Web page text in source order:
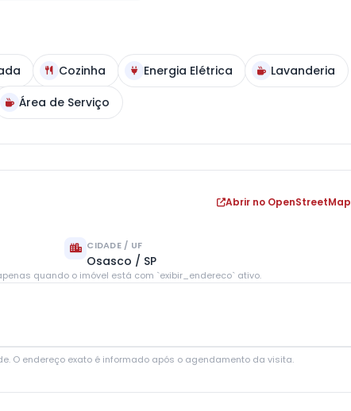
Cozinha Energia Elétrica
Lavanderia
Área de Serviço
Abrir no OpenStreetMap
CIDADE / UF
Osasco / SP
quando o imóvel está com `exibir_endereco` ativo.
O endereço exato é informado após o agendamento da visita.